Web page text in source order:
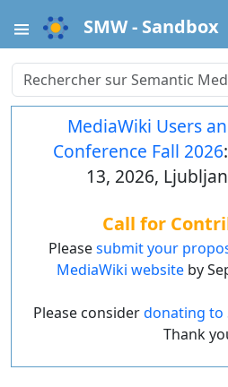
SMW - Sandbox
MediaWiki Users
Conference Fall 2026
13, 2026,
Call for
Pleasesubmit your
MediaWiki websiteby
Please considerdonating to
Thank